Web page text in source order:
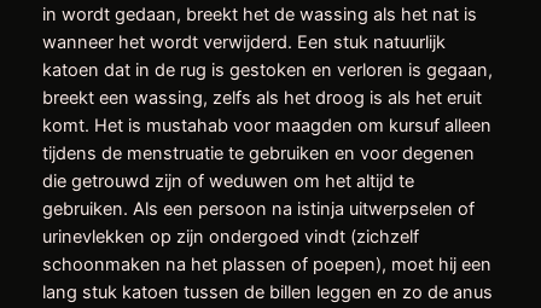
in wordt gedaan, breekt het de wassing als het nat is
wanneer het wordt verwijderd. Een stuk natuurlijk
katoen dat in de rug is gestoken en verloren is gegaan,
breekt een wassing, zelfs als het droog is als het eruit
komt. Het is mustahab voor maagden om kursuf alleen
tijdens de menstruatie te gebruiken en voor degenen
die getrouwd zijn of weduwen om het altijd te
gebruiken. Als een persoon na istinja uitwerpselen of
urinevlekken op zijn ondergoed vindt (zichzelf
schoonmaken na het plassen of poepen), moet hij een
lang stuk katoen tussen de billen leggen en zo de anus